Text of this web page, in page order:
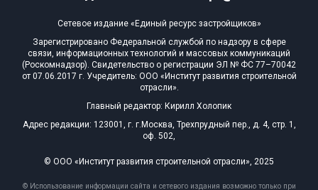
Сетевое издание «Единый ресурс застройщиков»
Зарегистрировано Федеральной службой по надзору в сфере
связи, информационных технологий и массовых коммуникаций
(Роскомнадзор). Свидетельство о регистрации ЭЛ № ФС 77–70042
от 07.06.2017 г. Учредитель: ООО «Институт развития строительной
отрасли».
Главный редактор: Кирилл Холопик
Адрес редакции: 123001, г. г.Москва, Трехпрудный пер., д. 4, стр. 1,
оф. 502,
© ООО «Институт развития строительной отрасли», 2025
© Использование информации сайта и сетевого издания возможно только при